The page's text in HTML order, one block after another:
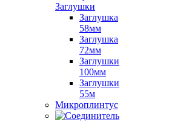
Заглушки
Заглушка
58мм
Заглушка
72мм
Заглушки
100мм
Заглушки
55м
Микроплинтус